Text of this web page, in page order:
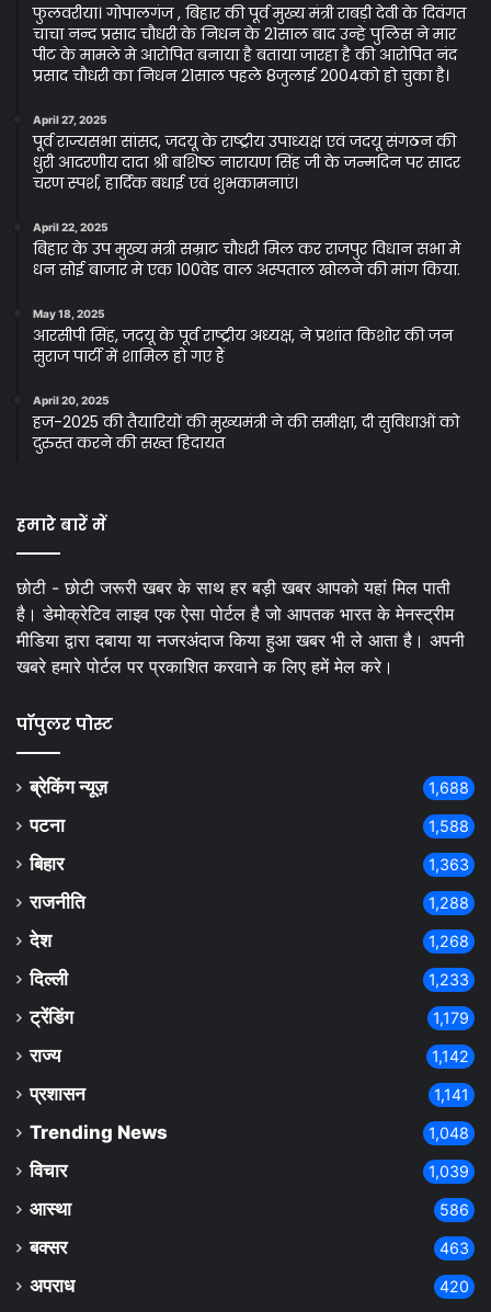
फुलवरीया। गोपालगंज , बिहार की पूर्व मुख्य मंत्री राबड़ी देवी के दिवंगत
चाचा नन्द प्रसाद चौधरी के निधन के 21साल बाद उन्हे पुलिस ने मार
पीट के मामले मे आरोपित बनाया है बताया जारहा है की आरोपित नंद
प्रसाद चौधरी का निधन 21साल पहले 8जुलाई 2004को हो चुका है।
April 27, 2025
पूर्व राज्यसभा सांसद, जदयू के राष्ट्रीय उपाध्यक्ष एवं जदयू संगठन की
धुरी आदरणीय दादा श्री बशिष्ठ नारायण सिंह जी के जन्मदिन पर सादर
चरण स्पर्श, हार्दिक बधाई एवं शुभकामनाएं।
April 22, 2025
बिहार के उप मुख्य मंत्री सम्राट चौधरी मिल कर राजपुर विधान सभा मे
धन सोई बाजार मे एक 100वेड वाल अस्पताल खोलने की मांग किया.
May 18, 2025
आरसीपी सिंह, जदयू के पूर्व राष्ट्रीय अध्यक्ष, ने प्रशांत किशोर की जन
सुराज पार्टी में शामिल हो गए हैं
April 20, 2025
हज-2025 की तैयारियों की मुख्यमंत्री ने की समीक्षा, दी सुविधाओं को
दुरुस्त करने की सख्त हिदायत
हमारे बारें में
छोटी - छोटी जरूरी खबर के साथ हर बड़ी खबर आपको यहां मिल पाती
है। डेमोक्रेटिव लाइव एक ऐसा पोर्टल है जो आपतक भारत के मेनस्ट्रीम
मीडिया द्वारा दबाया या नजरअंदाज किया हुआ खबर भी ले आता है। अपनी
खबरे हमारे पोर्टल पर प्रकाशित करवाने क लिए हमें मेल करे।
पॉपुलर पोस्ट
ब्रेकिंग न्यूज़ 1,688
पटना 1,588
बिहार 1,363
राजनीति 1,288
देश 1,268
दिल्ली 1,233
ट्रेंडिंग 1,179
राज्य 1,142
प्रशासन 1,141
Trending News 1,048
विचार 1,039
आस्था 586
बक्सर 463
अपराध 420